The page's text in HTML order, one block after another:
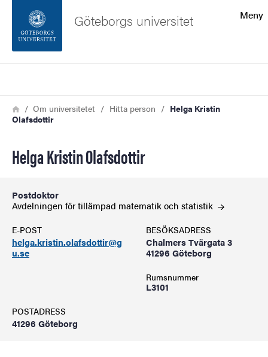
Sidfoten
Om webbplatsen
Meny
Göteborgs universitet
Länkstig
HemOm universitetet Hitta person
Helga Kristin
Olafsdottir
Helga Kristin Olafsdottir
Postdoktor
Avdelningen för tillämpad matematik och statistik
E-POST
helga.kristin.olafsdottir@g
u.se
BESÖKSADRESS
Chalmers Tvärgata 3
41296 Göteborg
Rumsnummer
L3101
POSTADRESS
41296 Göteborg